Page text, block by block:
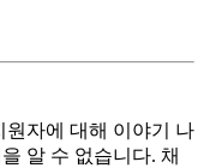
자에 대해 이야기 나
알 수 없습니다. 채